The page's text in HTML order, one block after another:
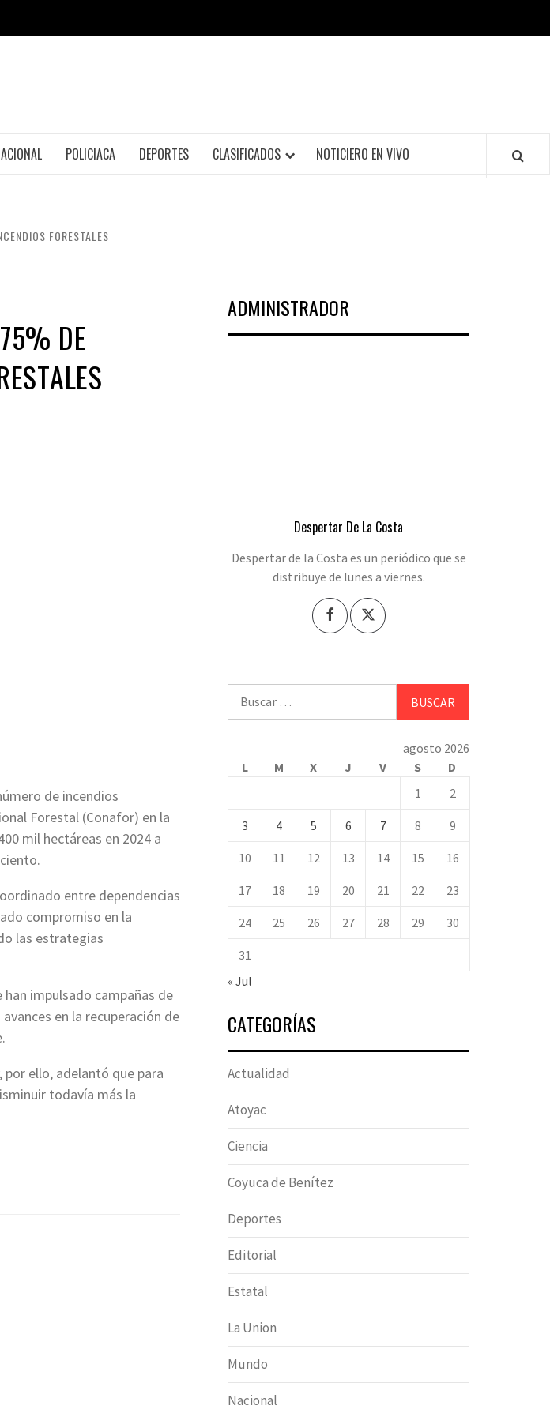
POLICIACA DEPORTES CLASIFICADOS NOTICIERO EN VIVO
FORESTALES
DE
de incendios
Forestal (Conafor) en la
mil hectáreas en 2024 a
entre dependencias
compromiso en la
las estrategias
impulsado campañas de
en la recuperación de
por ello, adelantó que para
todavía más la
ADMINISTRADOR
Despertar De La Costa
Despertar de la Costa es un periódico que se
distribuye de lunes a viernes.
agosto 2026
L
M X J V S
D
1
2
3 4 5 6 7 8 9
10 11 12 13 14 15 16
17 18 19 20 21 22 23
24 25 26 27 28 29 30
31
« Jul
CATEGORÍAS
Actualidad
Atoyac
Ciencia
Coyuca de Benítez
Deportes
Editorial
Estatal
La Union
Mundo
Nacional